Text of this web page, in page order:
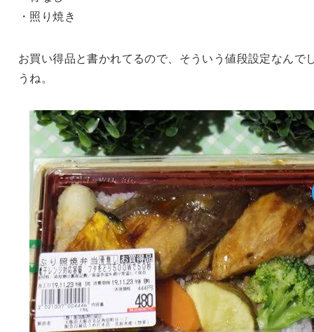
・照り焼き
お買い得品と書かれてるので、そういう値段設定なんで
うね。